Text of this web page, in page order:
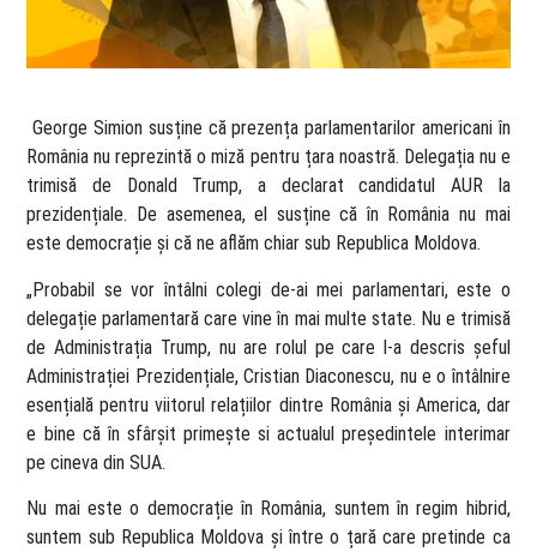
​ George Simion susține că prezența parlamentarilor americani în
România nu reprezintă o miză pentru țara noastră. Delegația nu e
trimisă de Donald Trump, a declarat candidatul AUR la
prezidențiale. De asemenea, el susține că în România nu mai
este democrație și că ne aflăm chiar sub Republica Moldova.
„Probabil se vor întâlni colegi de-ai mei parlamentari, este o
delegație parlamentară care vine în mai multe state. Nu e trimisă
de Administrația Trump, nu are rolul pe care l-a descris șeful
Administrației Prezidențiale, Cristian Diaconescu, nu e o întâlnire
esențială pentru viitorul relațiilor dintre România și America, dar
e bine că în sfârșit primește si actualul președintele interimar
pe cineva din SUA.
Nu mai este o democrație în România, suntem în regim hibrid,
suntem sub Republica Moldova și între o țară care pretinde ca